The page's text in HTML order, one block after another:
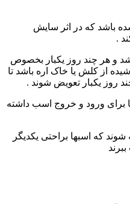
باشد که در اثر سایش
.
و هر چند روز یکبار بخصوص
از کلش یا خاک اره باشد تا
روز یکبار تعویض شوند .
برای ورود و خروج اسب داشته
که اسبها براحتی یکدیگر